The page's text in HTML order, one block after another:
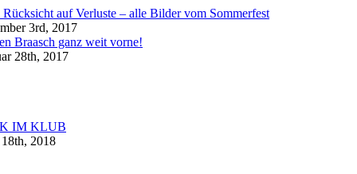
Rücksicht auf Verluste – alle Bilder vom Sommerfest
3rd, 2017
Braasch ganz weit vorne!
28th, 2017
IM KLUB
2018